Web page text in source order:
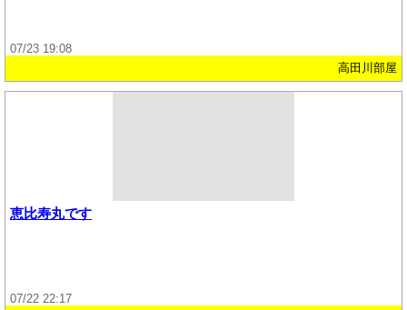
07/23 19:08
高田川部屋
恵比寿丸です
07/22 22:17